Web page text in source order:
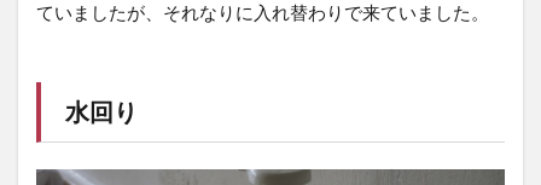
ていましたが、それなりに入れ替わりで来ていました。
水回り